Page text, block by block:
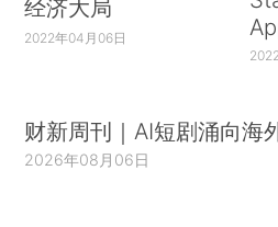
经济大局
2022年04月06日
财新周刊｜AI短剧涌向海
2026年08月06日